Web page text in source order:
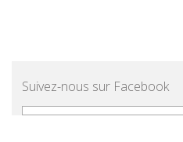
Suivez-nous sur Facebook